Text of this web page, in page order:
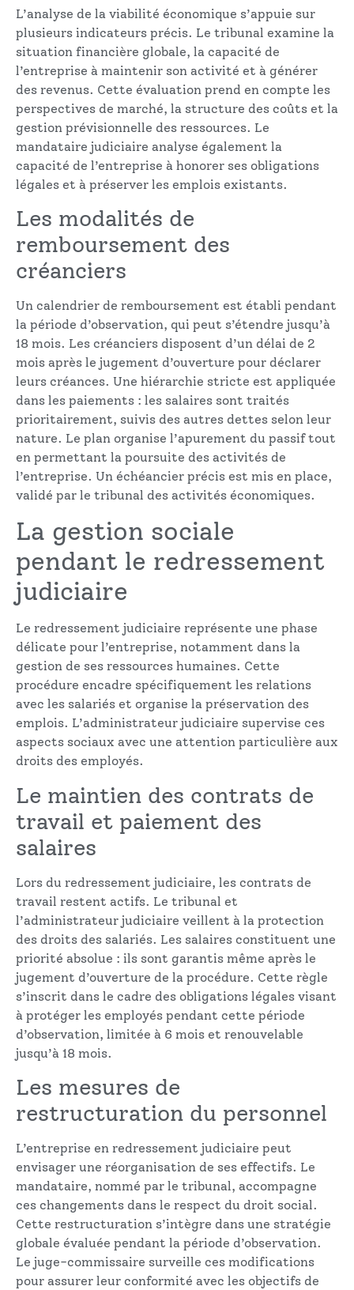
L’analyse de la viabilité économique s’appuie sur
plusieurs indicateurs précis. Le tribunal examine la
situation financière globale, la capacité de
l’entreprise à maintenir son activité et à générer
des revenus. Cette évaluation prend en compte les
perspectives de marché, la structure des coûts et la
gestion prévisionnelle des ressources. Le
mandataire judiciaire analyse également la
capacité de l’entreprise à honorer ses obligations
légales et à préserver les emplois existants.
Les modalités de
remboursement des
créanciers
Un calendrier de remboursement est établi pendant
la période d’observation, qui peut s’étendre jusqu’à
18 mois. Les créanciers disposent d’un délai de 2
mois après le jugement d’ouverture pour déclarer
leurs créances. Une hiérarchie stricte est appliquée
dans les paiements : les salaires sont traités
prioritairement, suivis des autres dettes selon leur
nature. Le plan organise l’apurement du passif tout
en permettant la poursuite des activités de
l’entreprise. Un échéancier précis est mis en place,
validé par le tribunal des activités économiques.
La gestion sociale
pendant le redressement
judiciaire
Le redressement judiciaire représente une phase
délicate pour l’entreprise, notamment dans la
gestion de ses ressources humaines. Cette
procédure encadre spécifiquement les relations
avec les salariés et organise la préservation des
emplois. L’administrateur judiciaire supervise ces
aspects sociaux avec une attention particulière aux
droits des employés.
Le maintien des contrats de
travail et paiement des
salaires
Lors du redressement judiciaire, les contrats de
travail restent actifs. Le tribunal et
l’administrateur judiciaire veillent à la protection
des droits des salariés. Les salaires constituent une
priorité absolue : ils sont garantis même après le
jugement d’ouverture de la procédure. Cette règle
s’inscrit dans le cadre des obligations légales visant
à protéger les employés pendant cette période
d’observation, limitée à 6 mois et renouvelable
jusqu’à 18 mois.
Les mesures de
restructuration du personnel
L’entreprise en redressement judiciaire peut
envisager une réorganisation de ses effectifs. Le
mandataire, nommé par le tribunal, accompagne
ces changements dans le respect du droit social.
Cette restructuration s’intègre dans une stratégie
globale évaluée pendant la période d’observation.
Le juge-commissaire surveille ces modifications
pour assurer leur conformité avec les objectifs de